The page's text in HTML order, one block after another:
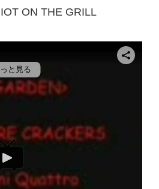
ON THE GRILL